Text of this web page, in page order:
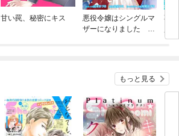
甘い罠、秘密にキス
悪役令嬢はシングルマ
ザーになりました 双
不
もっと見る